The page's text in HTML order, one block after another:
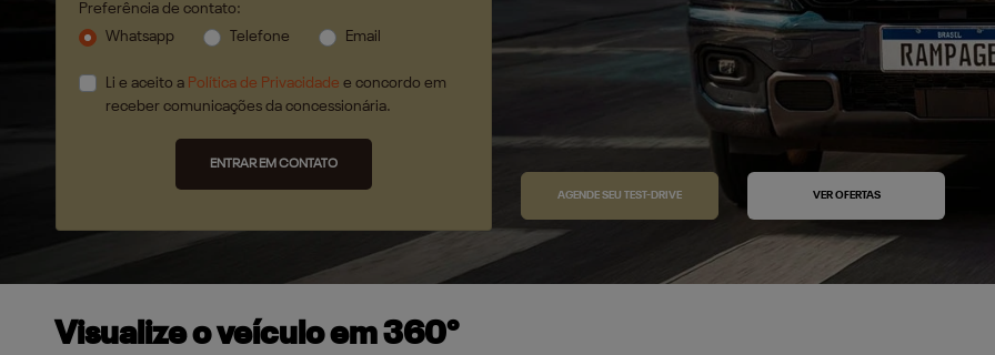
Preferência de contato:
Whatsapp
Telefone Email
Li e aceito a Política de Privacidade e concordo em
receber comunicações da concessionária.
ENTRAR EM CONTATO
AGENDE SEU TEST-DRIVE VER OFERTAS
Visualize o veículo em 360°